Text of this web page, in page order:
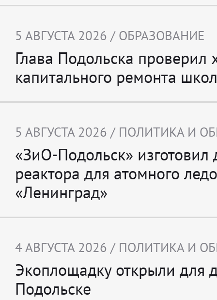
5 АВГУСТА 2026 / ОБРАЗОВАНИЕ
Глава Подольска проверил
капитального ремонта
5 АВГУСТА 2026 / ПОЛИТИКА И
«ЗиО-Подольск» изготовил
реактора для атомного
«Ленинград»
4 АВГУСТА 2026 / ПОЛИТИКА И
Экоплощадку открыли для
Подольске